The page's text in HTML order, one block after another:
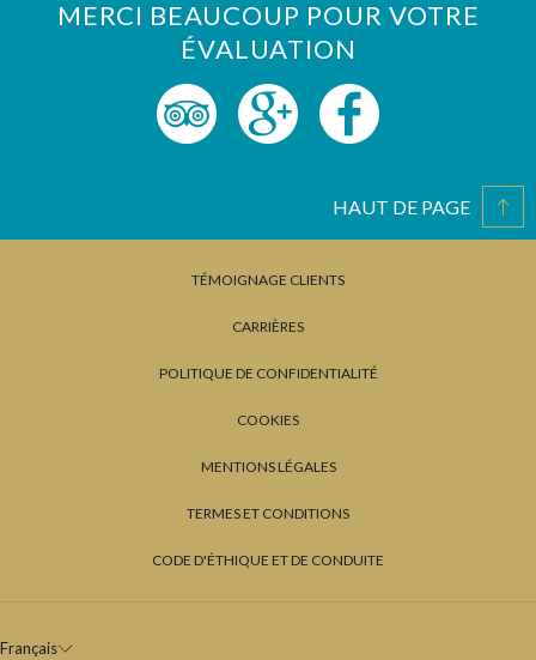
MERCI BEAUCOUP POUR VOTRE
ÉVALUATION
HAUT DE PAGE
TÉMOIGNAGE CLIENTS
CARRIÈRES
POLITIQUE DE CONFIDENTIALITÉ
COOKIES
MENTIONS LÉGALES
TERMES ET CONDITIONS
CODE D'ÉTHIQUE ET DE CONDUITE
Français